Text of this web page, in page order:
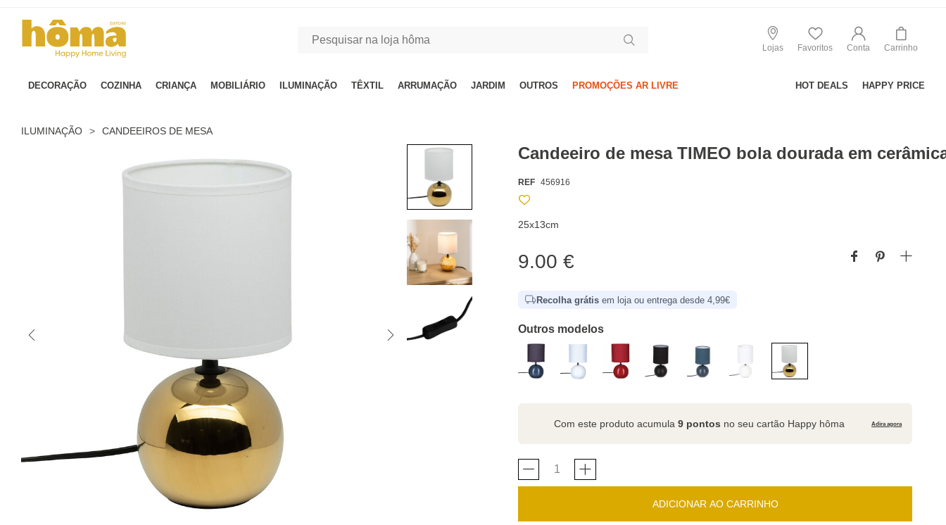
Lojas Favoritos Conta Carrinho
DECORAÇÃO COZINHA CRIANÇA MOBILIÁRIO ILUMINAÇÃO TÊXTIL ARRUMAÇÃO JARDIM OUTROS PROMOÇÕES AR LIVRE HOT DEALS HAPPY PRICE
ILUMINAÇÃO > CANDEEIROS DE MESA
Candeeiro de mesa TIMEO bola dourada em
REF 456916
25x13cm
9.00 €
Recolha grátis em loja ou entrega desde 4,99€
Outros modelos
Com este produto acumula9 pontos no seu cartão Happy hôma Adira agora
ADICIONAR AO CARRINHO